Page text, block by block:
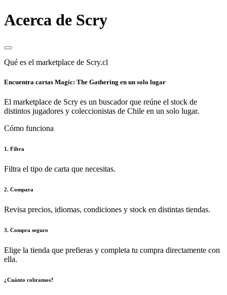
Acerca de Scry
Qué es el marketplace de Scry.cl
Encuentra cartas Magic: The Gathering en un solo lugar
El marketplace de Scry es un buscador que reúne el stock de
distintos jugadores y coleccionistas de Chile en un solo lugar.
Cómo funciona
1. Filtra
Filtra el tipo de carta que necesitas.
2. Compara
Revisa precios, idiomas, condiciones y stock en distintas tiendas.
3. Compra seguro
Elige la tienda que prefieras y completa tu compra directamente con
ella.
¿Cuánto cobramos?